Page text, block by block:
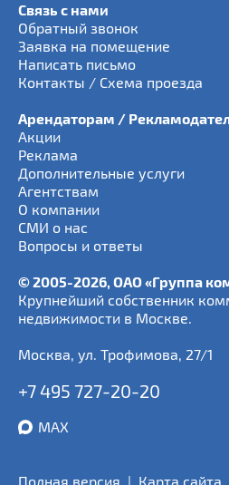
Связь с нами
Обратный звонок
Заявка на помещение
Написать письмо
Контакты / Схема проезда
Арендаторам /
Акции
Реклама
Дополнительные услуги
Агентствам
О компании
СМИ о нас
Вопросы и ответы
© 2005-2026, ОАО «Группа
Крупнейший собственник
недвижимости в Москве.
Москва, ул. Трофимова, 27/1
+7 495 727-20-20
MAX
Полная версия | Карта сайта